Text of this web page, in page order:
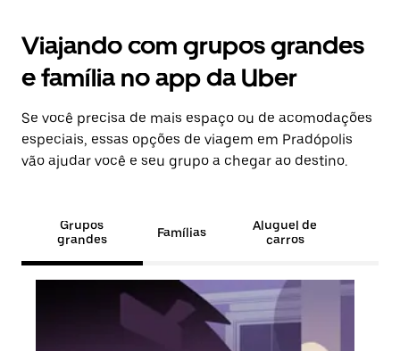
Viajando com grupos grandes
e família no app da Uber
Se você precisa de mais espaço ou de acomodações
especiais, essas opções de viagem em Pradópolis
vão ajudar você e seu grupo a chegar ao destino.
Grupos
grandes
Famílias
Aluguel de
carros